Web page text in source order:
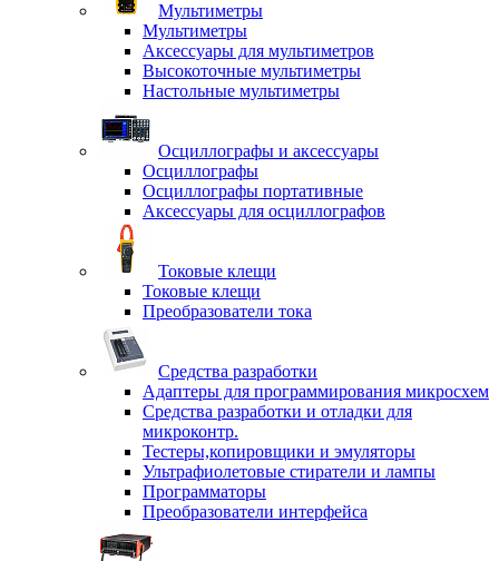
Мультиметры
Мультиметры
Аксессуары для мультиметров
Высокоточные мультиметры
Настольные мультиметры
Осциллографы и аксессуары
Осциллографы
Осциллографы портативные
Аксессуары для осциллографов
Токовые клещи
Токовые клещи
Преобразователи тока
Средства разработки
Адаптеры для программирования микросхем
Средства разработки и отладки для
микроконтр.
Тестеры,копировщики и эмуляторы
Ультрафиолетовые стиратели и лампы
Программаторы
Преобразователи интерфейса